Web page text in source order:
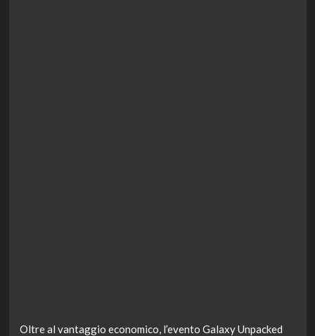
Oltre al vantaggio economico, l’evento Galaxy Unpacked